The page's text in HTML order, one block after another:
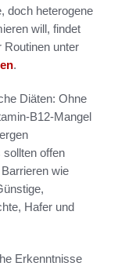
doch heterogene
will, findet
Routinen unter
.
Diäten: Ohne
B12‑Mangel
offen
wie
Hafer und
Erkenntnisse